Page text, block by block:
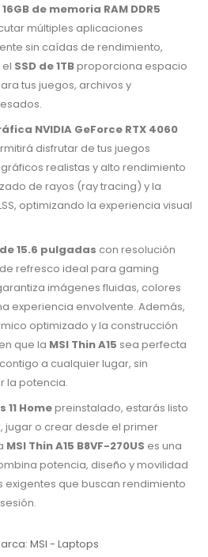
16GB de memoria RAM DDR5
múltiples aplicaciones
sin caídas de rendimiento,
SSD de 1TBproporciona espacio
tus juegos, archivos y
NVIDIA GeForce RTX 4060
disfrutar de tus juegos
realistas y alto rendimiento
de rayos (ray tracing) y la
optimizando la experiencia visual
15.6 pulgadas con resolución
de refresco ideal para gaming
imágenes fluidas, colores
experiencia envolvente. Además,
optimizado y la construcción
que la MSI Thin A15 sea perfecta
a cualquier lugar, sin
la potencia.
11 Homepreinstalado, estarás listo
jugar o crear desde el primer
MSI Thin A15 B8VF-270US es una
potencia, diseño y movilidad
exigentes que buscan rendimiento
MSI - Laptops